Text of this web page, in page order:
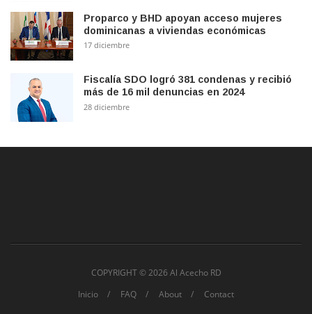
Proparco y BHD apoyan acceso mujeres
dominicanas a viviendas económicas
17 diciembre
Fiscalía SDO logró 381 condenas y recibió
más de 16 mil denuncias en 2024
28 diciembre
COPYRIGHT ©2026 Al Acecho RD
Inicio
FAQ About Contact